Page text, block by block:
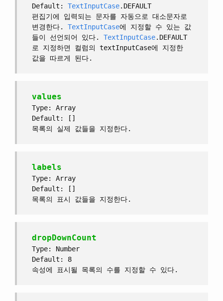
Default: TextInputCase.DEFAULT
편집기에 입력되는 문자를 자동으로 대소문자로
변경한다. TextInputCase에 지정할 수 있는 값
들이 선언되어 있다. TextInputCase.DEFAULT
로 지정하면 컬럼의 textInputCase에 지정한
값을 따르게 된다.
values
Type: Array
Default: []
목록의 실제 값들을 지정한다.
labels
Type: Array
Default: []
목록의 표시 값들을 지정한다.
dropDownCount
Type: Number
Default: 8
속성에 표시될 목록의 수를 지정할 수 있다.